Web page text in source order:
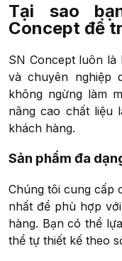
Tại sao
Concept để
SN Concept luôn
và chuyên nghiệp
không ngừng làm
nâng cao chất liệu
khách hàng.
Sản phẩm đa
Chúng tôi cung cấp
nhất để phù hợp
hàng. Bạn có thể
thể tự thiết kế theo